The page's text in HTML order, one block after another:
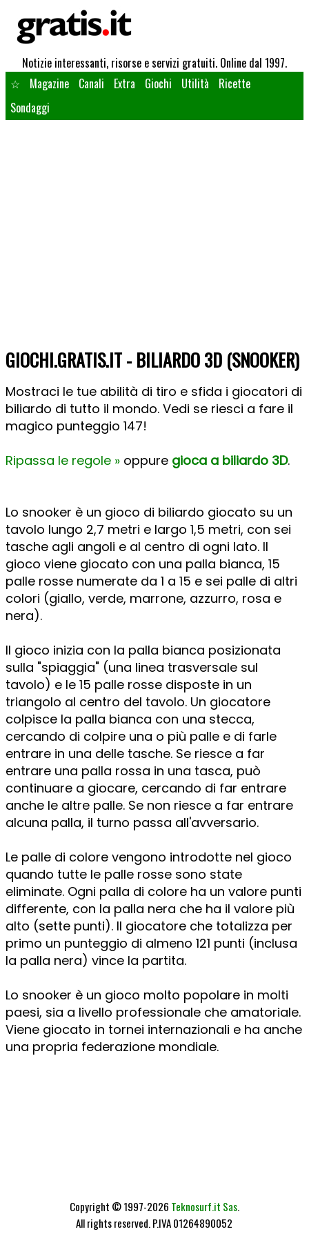
Notizie interessanti, risorse e servizi gratuiti. Online dal 1997.
☆
Magazine Canali Extra Giochi Utilità
Ricette
Sondaggi
GIOCHI.GRATIS.IT - BILIARDO 3D (SNOOKER)
Mostraci le tue abilità di tiro e sfida i giocatori di
biliardo di tutto il mondo. Vedi se riesci a fare il
magico punteggio 147!
Ripassa le regole »oppure gioca a biliardo 3D.
Lo snooker è un gioco di biliardo giocato su un
tavolo lungo 2,7 metri e largo 1,5 metri, con sei
tasche agli angoli e al centro di ogni lato. Il
gioco viene giocato con una palla bianca, 15
palle rosse numerate da 1 a 15 e sei palle di altri
colori (giallo, verde, marrone, azzurro, rosa e
nera).
Il gioco inizia con la palla bianca posizionata
sulla "spiaggia" (una linea trasversale sul
tavolo) e le 15 palle rosse disposte in un
triangolo al centro del tavolo. Un giocatore
colpisce la palla bianca con una stecca,
cercando di colpire una o più palle e di farle
entrare in una delle tasche. Se riesce a far
entrare una palla rossa in una tasca, può
continuare a giocare, cercando di far entrare
anche le altre palle. Se non riesce a far entrare
alcuna palla, il turno passa all'avversario.
Le palle di colore vengono introdotte nel gioco
quando tutte le palle rosse sono state
eliminate. Ogni palla di colore ha un valore punti
differente, con la palla nera che ha il valore più
alto (sette punti). Il giocatore che totalizza per
primo un punteggio di almeno 121 punti (inclusa
la palla nera) vince la partita.
Lo snooker è un gioco molto popolare in molti
paesi, sia a livello professionale che amatoriale.
Viene giocato in tornei internazionali e ha anche
una propria federazione mondiale.
Copyright © 1997-2026 Teknosurf.it Sas.
All rights reserved. P.IVA 01264890052